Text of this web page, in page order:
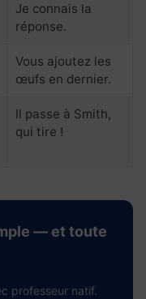
Je connais la
réponse.
Vous ajoutez les
œufs en dernier.
Il passe à Smith,
qui tire !
— et toute
professeur natif.